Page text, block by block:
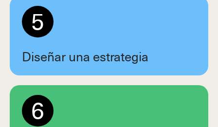
5
Diseñar una estrategia
6